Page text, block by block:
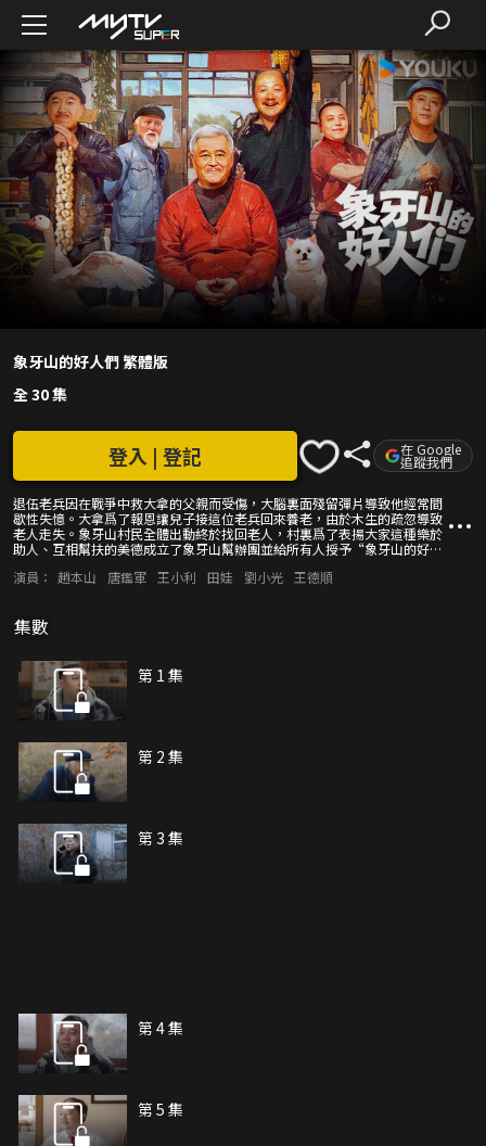
象牙山的好人們 繁體版
全 30 集
退伍老兵因在戰爭中救大拿的父親而受傷，大腦裏面殘留彈片導致他經常間
歇性失憶。大拿爲了報恩讓兒子接這位老兵回來養老，由於木生的疏忽導致
老人走失。象牙山村民全體出動終於找回老人，村裏爲了表揚大家這種樂於
助人、互相幫扶的美德成立了象牙山幫辦團並給所有人授予“象牙山的好
憶，還找到了他失聯多年的戰友，使老人完成心願。大家在這過程中感同身
有今天的和平時代，讓我們學會珍惜今天來之不易的幸福生活，學會感恩。
登入 | 登記 在 Google
追蹤我們
演員： 趙本山 唐鑑軍 王小利 田娃 劉小光 王德順
集數
第 1 集
第 2 集
第 3 集
第 4 集
第 5 集